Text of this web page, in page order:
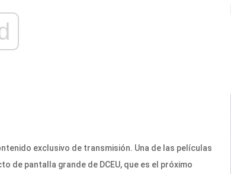
exclusivo de transmisión. Una de las películas
de pantalla grande de DCEU, que es el próximo